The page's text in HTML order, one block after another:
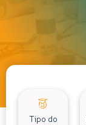
Tipo do